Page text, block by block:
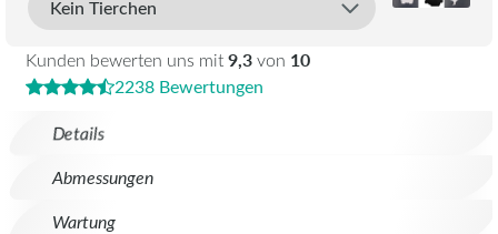
Details
Abmessungen
Wartung
Kunden bewerten uns mit9,3von 10
2238 Bewertungen